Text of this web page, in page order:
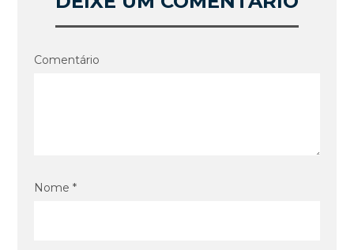
Comentário
Nome *